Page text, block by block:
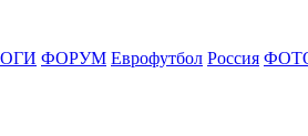
ФОРУМ Еврофутбол Россия